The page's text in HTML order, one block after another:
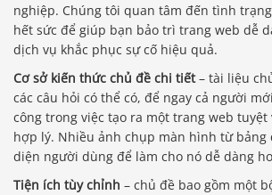
nghiệp. Chúng tôi quan tâm đến tình
hết sức để giúp bạn bảo trì trang web dễ
dịch vụ khắc phục sự cố hiệu quả.
Cơ sở kiến ​​thức chủ đề chi tiết– tài liệu
các câu hỏi có thể có, để ngay cả người
công trong việc tạo ra một trang web
hợp lý. Nhiều ảnh chụp màn hình từ bảng
diện người dùng để làm cho nó dễ dàng
Tiện ích tùy chỉnh – chủ đề bao gồm một